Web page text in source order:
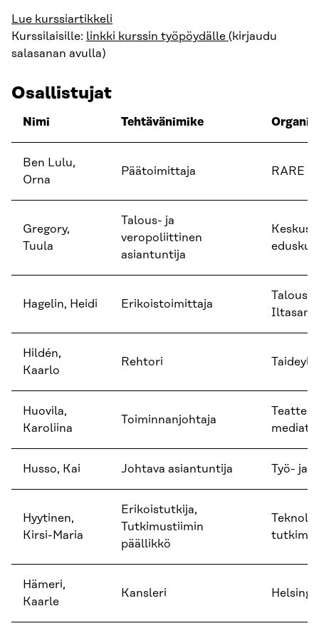
Lue kurssiartikkeli
Kurssilaisille: linkki kurssin työpöydälle (kirjaudu
salasanan avulla)
Osallistujat
Nimi Tehtävänimike
Ben Lulu,
Orna
Päätoimittaja RARE
Gregory,
Tuula
Talous- ja
veropoliittinen
asiantuntija
Hagelin, Heidi Erikoistoimittaja
Hildén,
Kaarlo
Rehtori
Huovila,
Karoliina
Toiminnanjohtaja
Husso, Kai Johtava asiantuntija Työ- ja
Hyytinen,
Kirsi-Maria
Erikoistutkija,
Tutkimustiimin
päällikkö
Hämeri,
Kaarle
Kansleri